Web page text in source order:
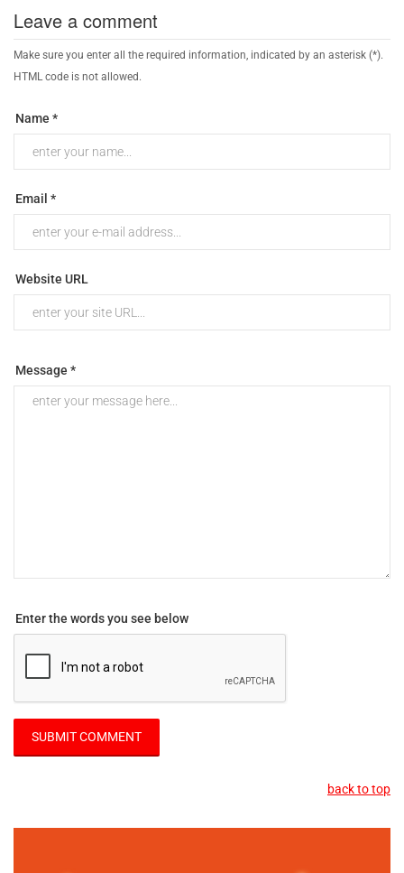
Leave a comment
Make sure you enter all the required information, indicated by an asterisk (*).
HTML code is not allowed.
Name *
Email *
Website URL
Message *
Enter the words you see below
back to top